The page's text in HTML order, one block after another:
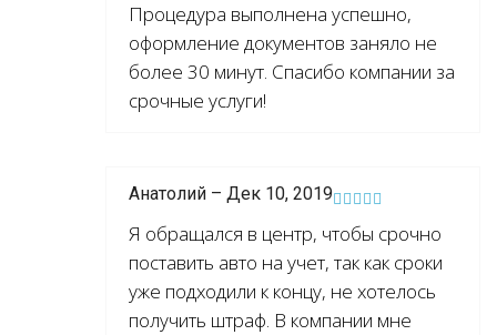
Процедура выполнена успешно,
оформление документов заняло не
более 30 минут. Спасибо компании за
срочные услуги!
Анатолий – Дек 10, 2019
Я обращался в центр, чтобы срочно
поставить авто на учет, так как сроки
уже подходили к концу, не хотелось
получить штраф. В компании мне